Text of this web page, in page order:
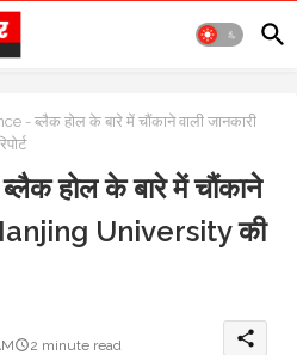
- ब्लैक होल के बारे में चौंकाने वाली जानकारी
होल के बारे में चौंकाने
Nanjing University की
2 minute read share